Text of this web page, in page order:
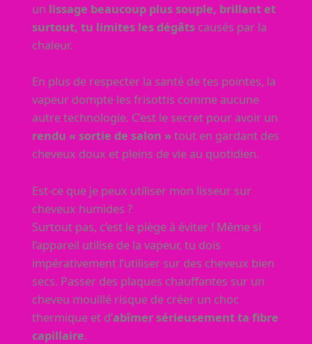
un lissage beaucoup plus souple, brillant et
surtout, tu limites les dégâtscausés par la
chaleur.
En plus de respecter la santé de tes pointes, la
vapeur dompte les frisottis comme aucune
autre technologie. C’est le secret pour avoir un
rendu « sortie de salon »tout en gardant des
cheveux doux et pleins de vie au quotidien.
Est-ce que je peux utiliser mon lisseur sur
cheveux humides ?
Surtout pas, c’est le piège à éviter ! Même si
l’appareil utilise de la vapeur, tu dois
impérativement l’utiliser sur des cheveux bien
secs. Passer des plaques chauffantes sur un
cheveu mouillé risque de créer un choc
thermique et d’abîmer sérieusement ta fibre
capillaire.